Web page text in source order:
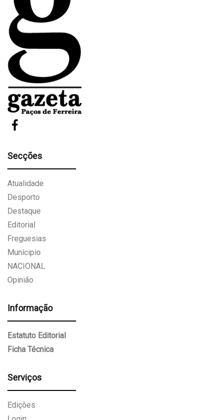
Secções
Atualidade
Desporto
Destaque
Editorial
Freguesias
Munícipio
NACIONAL
Opinião
Informação
Estatuto Editorial
Ficha Técnica
Serviços
Edições